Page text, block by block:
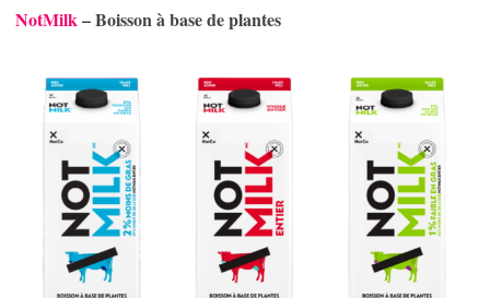
NotMilk– Boisson à base de plantes